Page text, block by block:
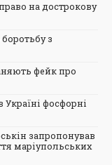
на дострокову
з
фейк про
Україні фосфорні
запропонував
маріупольських